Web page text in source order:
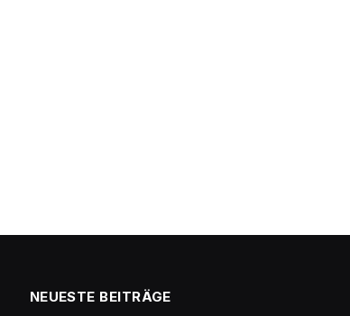
NEUESTE BEITRÄGE